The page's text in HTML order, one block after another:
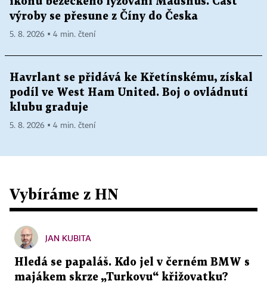
výroby se přesune z Číny do Česka
5. 8. 2026 ▪ 4 min. čtení
Havrlant se přidává ke Křetínskému, získal
podíl ve West Ham United. Boj o ovládnutí
klubu graduje
5. 8. 2026 ▪ 4 min. čtení
Vybíráme z HN
JAN KUBITA
Hledá se papaláš. Kdo jel v černém BMW s
majákem skrze „Turkovu“ křižovatku?